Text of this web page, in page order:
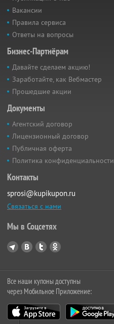
Вакансии
Правила сервиса
Ответы на вопросы
Бизнес-Партнёрам
Давайте сделаем акцию!
Заработайте, как Вебмастер
Прошедшие акции
Документы
Агентский договор
Лицензионный договор
Публичная оферта
Политика конфиденциальности
Контакты
sprosi@kupikupon.ru
Связаться с нами
Мы в Соцсетях
Все наши купоны доступны
через Мобильное Приложение: